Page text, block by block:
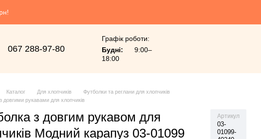
067 288-97-80
Графік роботи:
Будні:
9:00–
18:00
Каталог Для хлопчиків
Футболки та реглани для хлопчиків
довгими рукавами для хлопчиків
з довгим рукавом для
Модний карапуз 03-01099
Артикул
03-
01099-